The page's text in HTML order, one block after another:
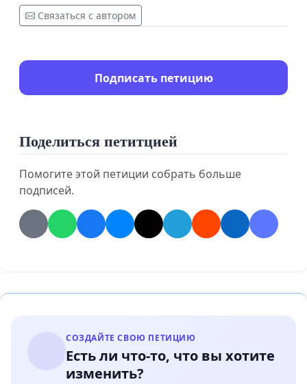
Связаться с автором
Подписать петицию
Поделиться петитцией
Помогите этой петиции собрать больше
подписей.
СОЗДАЙТЕ СВОЮ ПЕТИЦИЮ
Есть ли что-то, что вы хотите
изменить?